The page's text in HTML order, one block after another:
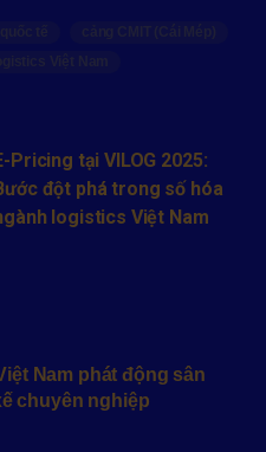
Pricing tại VILOG 2025:
đột phá trong số hóa
logistics Việt Nam
Nam phát động sân
chuyên nghiệp